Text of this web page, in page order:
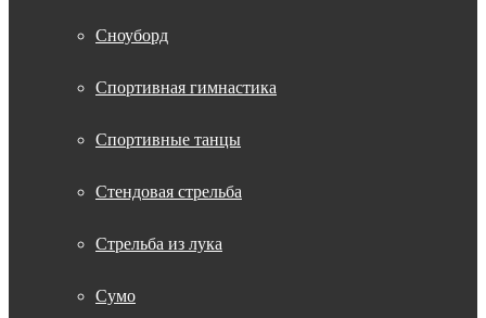
Сноуборд
Спортивная гимнастика
Спортивные танцы
Стендовая стрельба
Стрельба из лука
Сумо